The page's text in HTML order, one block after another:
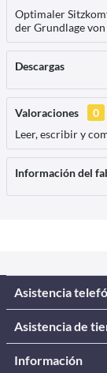
Optimaler
der Grundlage
Descargas
Valoraciones
0
Leer, escribir y
Información del
Asistencia
Asistencia de
Información